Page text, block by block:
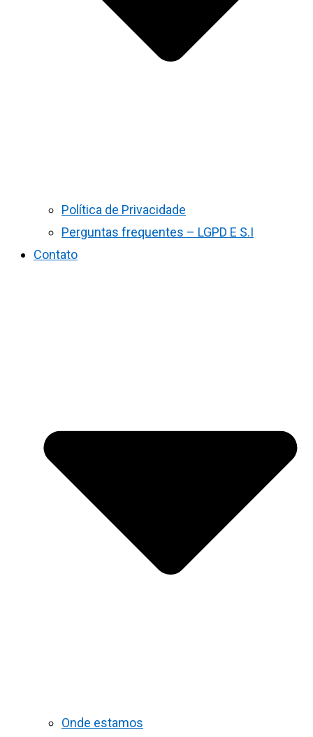
Política de Privacidade
Perguntas frequentes – LGPD E S.I
Contato
Onde estamos